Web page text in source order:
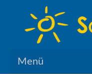
Menü